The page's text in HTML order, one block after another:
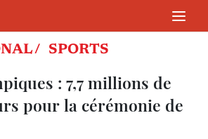
/ SPORTS
: 7,7 millions de
pour la cérémonie de